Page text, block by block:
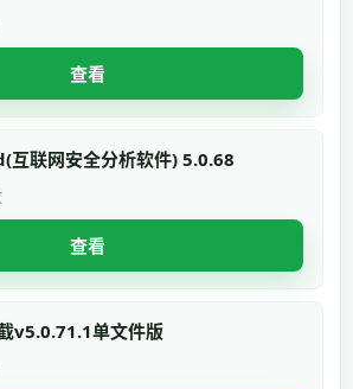
查看
互联网安全分析软件) 5.0.68
查看
v5.0.71.1单文件版